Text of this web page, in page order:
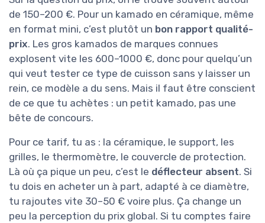
de 150–200 €. Pour un kamado en céramique, même
en format mini, c’est plutôt un bon rapport qualité-
prix. Les gros kamados de marques connues
explosent vite les 600–1000 €, donc pour quelqu’un
qui veut tester ce type de cuisson sans y laisser un
rein, ce modèle a du sens. Mais il faut être conscient
de ce que tu achètes : un petit kamado, pas une
bête de concours.
Pour ce tarif, tu as : la céramique, le support, les
grilles, le thermomètre, le couvercle de protection.
Là où ça pique un peu, c’est le déflecteur absent. Si
tu dois en acheter un à part, adapté à ce diamètre,
tu rajoutes vite 30–50 € voire plus. Ça change un
peu la perception du prix global. Si tu comptes faire